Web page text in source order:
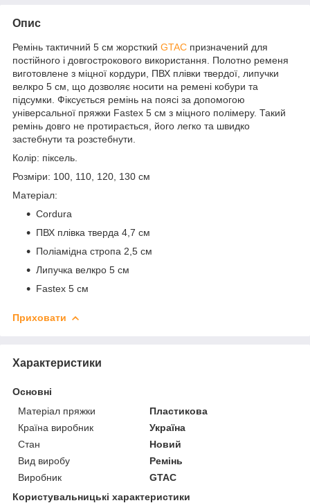
Опис
Ремінь тактичний 5 см жорсткий GTAC призначений для
постійного і довгострокового використання. Полотно ременя
виготовлене з міцної кордури, ПВХ плівки твердої, липучки
велкро 5 см, що дозволяє носити на ремені кобури та
підсумки. Фіксується ремінь на поясі за допомогою
універсальної пряжки Fastex 5 см з міцного полімеру. Такий
ремінь довго не протирається, його легко та швидко
застебнути та розстебнути.
Колір: піксель.
Розміри: 100, 110, 120, 130 см
Матеріал:
Cordura
ПВХ плівка тверда 4,7 см
Поліамідна стропа 2,5 см
Липучка велкро 5 см
Fastex 5 см
Приховати
Характеристики
Основні
Матеріал пряжки
Пластикова
Країна виробник
Україна
Стан
Новий
Вид виробу
Ремінь
Виробник
GTAC
Користувальницькі характеристики